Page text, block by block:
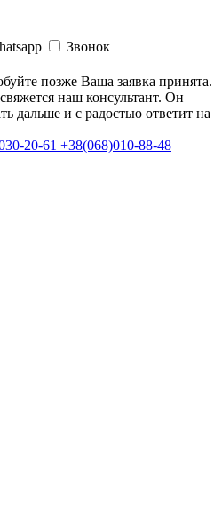
Звонок
позже Ваша заявка принята.
наш консультант. Он
дальше и с радостью ответит на
20-61 +38(068)010-88-48